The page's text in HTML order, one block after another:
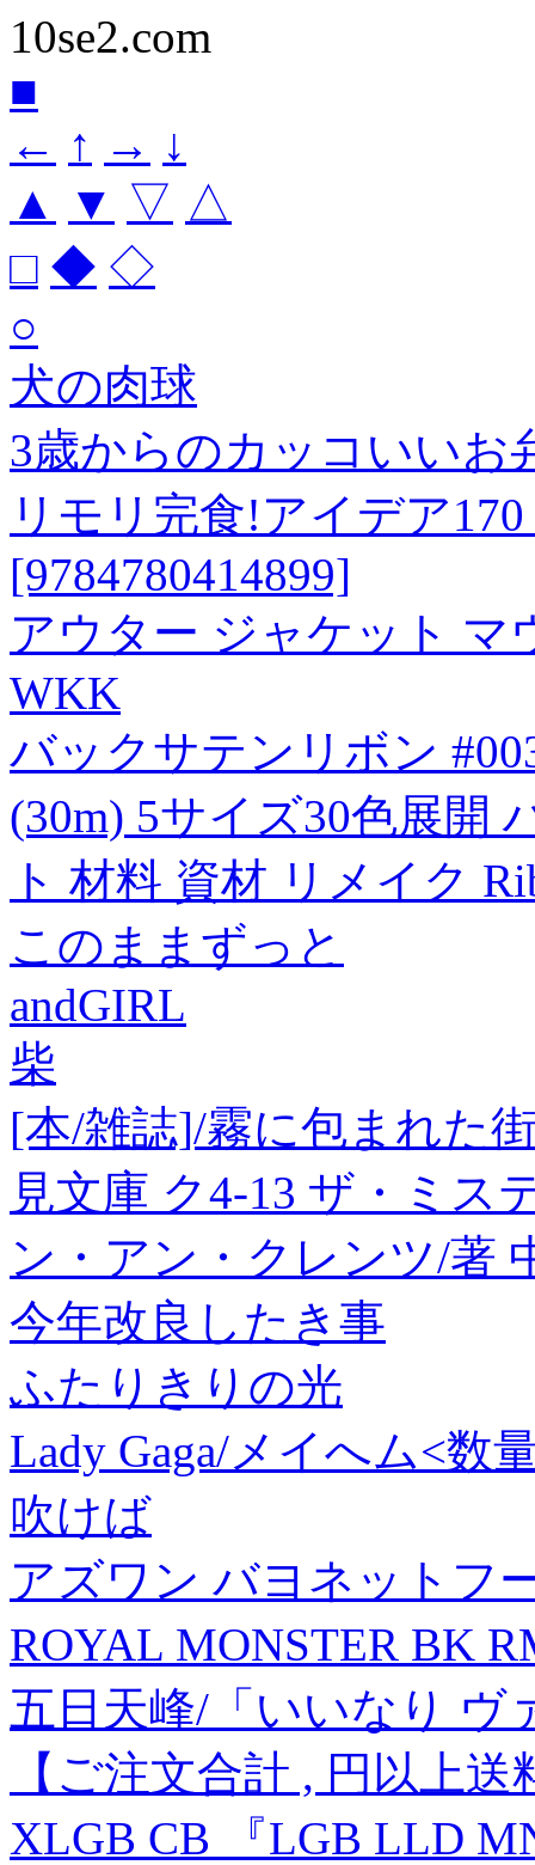
10se2.com
■
← ↑ → ↓
▲
▼ ▽ △
□ ◆ ◇
○
犬の肉球
3歳からのカッコいいお
リモリ完食!アイデア
[9784780414899]
アウター ジャケット マ
WKK
バックサテンリボン
(30m) 5サイズ30色展開
ト 材料 資材 リメイク
このままずっと
andGIRL
柴
[本/雑誌]/霧に包まれた
見文庫 ク4-13 ザ・ミス
ン・アン・クレンツ/著
今年改良したき事
ふたりきりの光
Lady Gaga/メイへム<数
吹けば
アズワン バヨネットフ
ROYAL MONSTER BK
五日天峰/「いいなり ヴ
【ご注文合計 , 円以上
XLGB CB 『LGB LLD